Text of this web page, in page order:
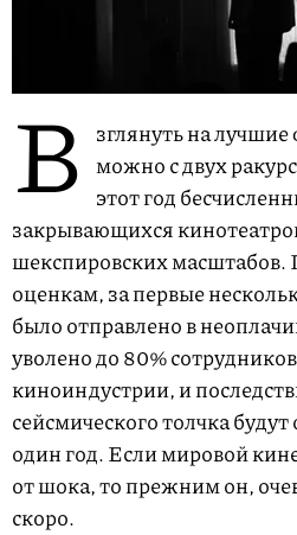
В
зглянуть на
можно с двух
этот год
закрывающихся
шекспировских
оценкам, за первые
было отправлено в
уволено до 80%
киноиндустрии, и
сейсмического толчка
один год. Если мировой
от шока, то прежним он,
скоро.